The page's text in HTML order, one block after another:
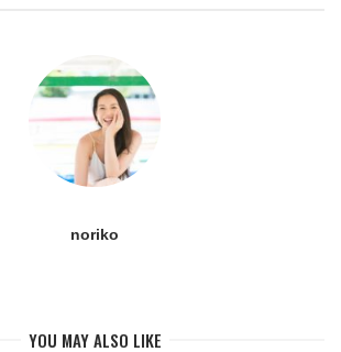
noriko
YOU MAY ALSO LIKE